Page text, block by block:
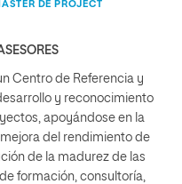
DE PROJECT
Centro de Referencia y
y reconocimiento
apoyándose en la
del rendimiento de
de la madurez de las
formación, consultoría,